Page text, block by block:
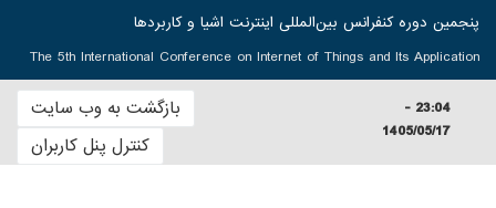
پنجمين دوره كنفرانس بین‌المللی اينترنت اشيا و كاربردها
The 5th International Conference on Internet of Things and Its Application
23:04 -
1405/05/17
بازگشت به وب سایت
کنترل پنل کاربران